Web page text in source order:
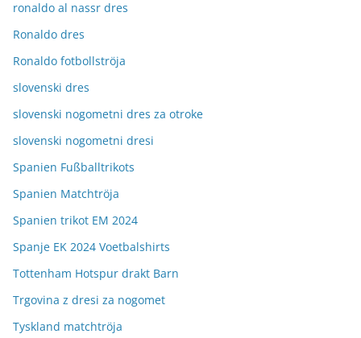
ronaldo al nassr dres
Ronaldo dres
Ronaldo fotbollströja
slovenski dres
slovenski nogometni dres za otroke
slovenski nogometni dresi
Spanien Fußballtrikots
Spanien Matchtröja
Spanien trikot EM 2024
Spanje EK 2024 Voetbalshirts
Tottenham Hotspur drakt Barn
Trgovina z dresi za nogomet
Tyskland matchtröja